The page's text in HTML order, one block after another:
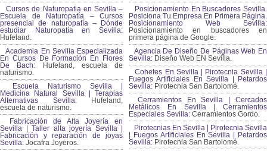
Cursos de Naturopatia en Sevilla –
Escuela de Naturopatía – Cursos
presencial de naturopatía – Dónde
estudiar Naturopatía en Sevilla:
Hufeland.
Academia En Sevilla Especializada
En Cursos De Formación En Flores
De Bach: Hufeland, escuela de
naturismo.
Escuela Naturismo Sevilla |
Medicina Natural Sevilla | Terapias
Alternativas Sevilla: Hufeland,
escuela de naturismo.
Fabricación de Alta Joyería en
Sevilla | Taller alta joyería Sevilla |
Fabricación y reparación de joyas
Sevilla: Jocafra Joyeros.
Posicionamiento En Buscadores Sevilla.
Posiciona Tu Empresa En Primera Página.
Posicionamiento Web Sevilla:
Posicionamiento en buscadores en
primera página de Google.
Agencia De Diseño De Páginas Web En
Sevilla: Diseño Web EN Sevilla.
Cohetes En Sevilla | Pirotecnia Sevilla |
Fuegos Artificiales En Sevilla | Petardos
Sevilla: Pirotecnia San Bartolomé.
Cerramientos En Sevilla | Cercados
Metálicos En Sevilla | Cerramientos
Especiales Sevilla: Cerramientos Gordo.
Pirotecnias En Sevilla | Pirotecnia Sevilla
| Fuegos Artificiales En Sevilla | Petardos
Sevilla: Pirotecnia San Bartolomé.